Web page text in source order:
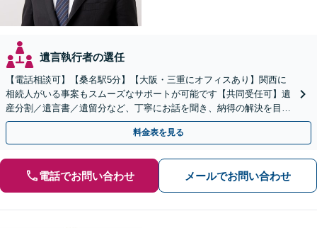
遺言執行者の選任
【電話相談可】【桑名駅5分】【大阪・三重にオフィスあり】関西に
相続人がいる事案もスムーズなサポートが可能です【共同受任可】遺
産分割／遺言書／遺留分など、丁寧にお話を聞き、納得の解決を目指
します【土日夜間・当日相談可（要予約）】
料金表を見る
電話でお問い合わせ メールでお問い合わせ